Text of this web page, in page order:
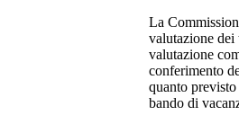
La
valutazione dei
valutazione
conferimento
quanto previsto
bando di